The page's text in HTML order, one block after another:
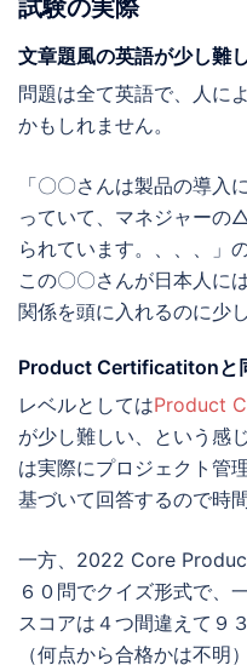
試験の実際
文章題風の英語が少し難
問題は全て英語で、人に
かもしれません。
「〇〇さんは製品の導入
っていて、マネジャー
られています。、、、」
この〇〇さんが日本人に
関係を頭に入れるのに少
Product Certificatitonと
レベルとしてはProduct
が少し難しい、という
は実際にプロジェクト管
基づいて回答するので時
一方、2022 Core
６０問でクイズ形式で、
スコアは４つ間違えて９
（何点から合格かは不明）